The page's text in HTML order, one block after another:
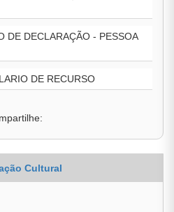
DE DECLARAÇÃO - PESSOA
DE RECURSO
Cultural